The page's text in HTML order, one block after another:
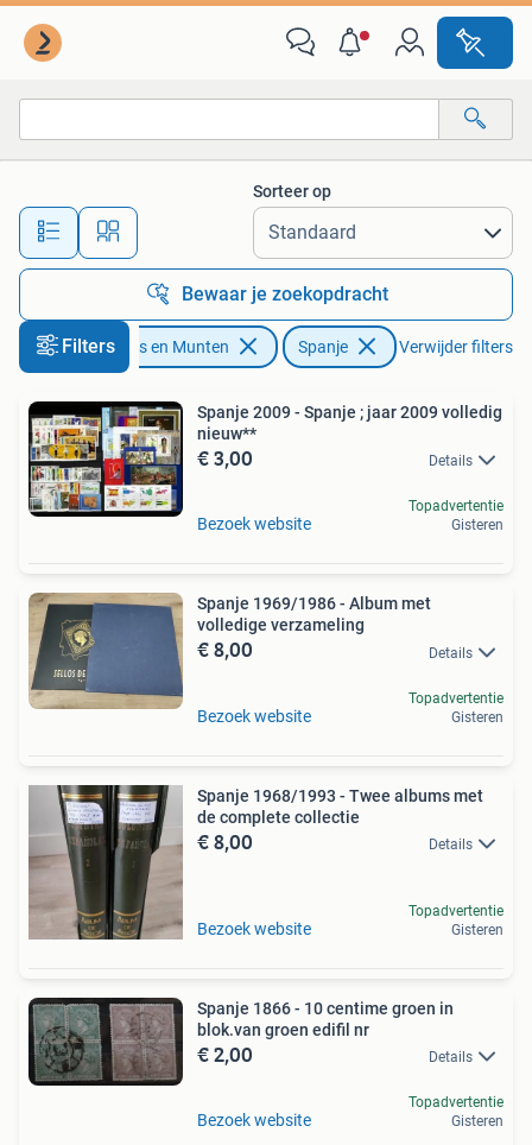
Alle afstanden…
Sorteer op
Bewaar je zoekopdracht
Filters
Postzegels en Munten Spanje Verwijder filters
Spanje 2009 - Spanje ; jaar 2009 volledig
nieuw**
€ 3,00 Details
Bezoek website
Topadvertentie
Gisteren
Spanje 1969/1986 - Album met
volledige verzameling
€ 8,00 Details
Bezoek website
Topadvertentie
Gisteren
Spanje 1968/1993 - Twee albums met
de complete collectie
€ 8,00 Details
Bezoek website
Topadvertentie
Gisteren
Spanje 1866 - 10 centime groen in
blok.van groen edifil nr
€ 2,00 Details
Bezoek website
Topadvertentie
Gisteren